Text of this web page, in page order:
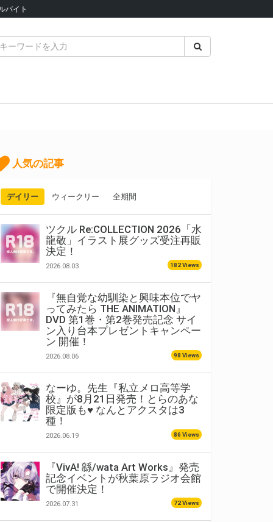
バイト
人気の記事
デイリー ウィークリー 全期間
ツクル Re:COLLECTION 2026「水
龍敬」イラスト展グッズ受注再販
決定！
2026.08.03 182 Views
『無自覚な幼馴染と興味本位でヤ
ってみたら THE ANIMATION』
DVD 第1巻・第2巻発売記念 サイ
ン入り台本プレゼントキャンペー
ン 開催！
2026.08.06 98 Views
なーゆ。先生『私立メロ高等学
校』が8月21日発売！とらのあな
限定版も♥ なんとアクスタは3
種！
2026.06.19 86 Views
『VivA! 緜/wata Art Works』発売
記念イベントが秋葉原ラジオ会館
で開催決定！
2026.07.31 72 Views